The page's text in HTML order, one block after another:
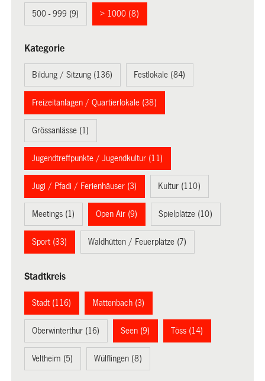
500 - 999 (9) > 1000 (8)
Kategorie
Bildung / Sitzung (136) Festlokale (84)
Freizeitanlagen / Quartierlokale (38)
Grössanlässe (1)
Jugendtreffpunkte / Jugendkultur (11)
Jugi / Pfadi / Ferienhäuser (3) Kultur (110)
Meetings (1) Open Air (9) Spielplätze (10)
Sport (33) Waldhütten / Feuerplätze (7)
Stadtkreis
Stadt (116) Mattenbach (3)
Oberwinterthur (16) Seen (9) Töss (14)
Veltheim (5) Wülflingen (8)